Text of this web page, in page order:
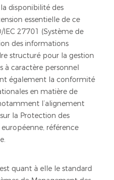
disponibilité des
essentielle de ce
27701 (Système de
des informations
structuré pour la gestion
à caractère personnel
également la conformité
en matière de
l’alignement
la Protection des
européenne, référence
quant à elle le standard